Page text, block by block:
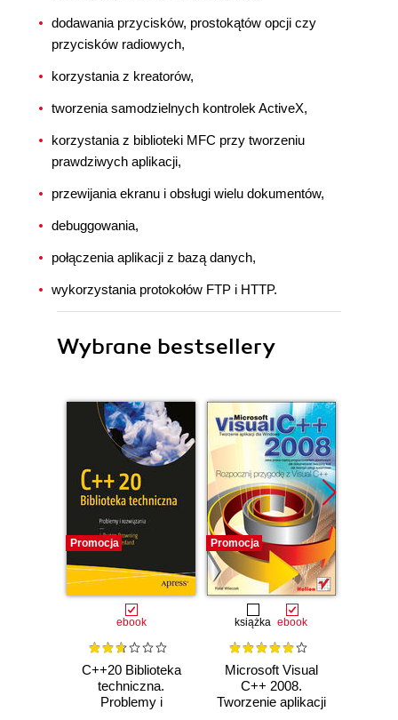
dodawania przycisków, prostokątów opcji czy
przycisków radiowych,
korzystania z kreatorów,
tworzenia samodzielnych kontrolek ActiveX,
korzystania z biblioteki MFC przy tworzeniu
prawdziwych aplikacji,
przewijania ekranu i obsługi wielu dokumentów,
debuggowania,
połączenia aplikacji z bazą danych,
wykorzystania protokołów FTP i HTTP.
Wybrane bestsellery
Promocja
ebook
C++20 Biblioteka
techniczna.
Problemy i
Promocja
książka ebook
Microsoft Visual
C++ 2008.
Tworzenie aplikacji